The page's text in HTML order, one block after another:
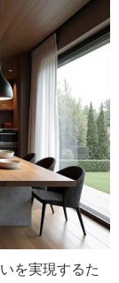
を実現するた